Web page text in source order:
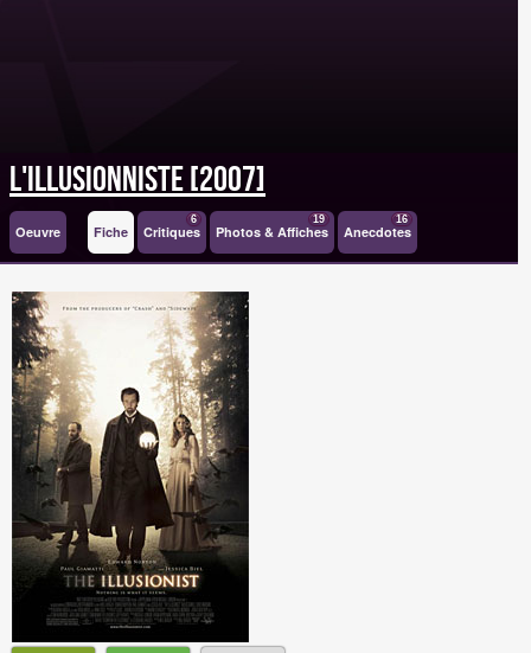
L'Illusionniste [2007]
Oeuvre Fiche Critiques
6
Photos & Affiches
19
Anecdotes
16